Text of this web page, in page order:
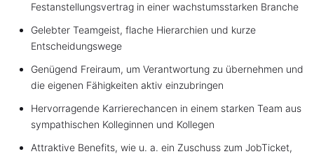
Festanstellungsvertrag in einer wachstumsstarken Branche
Gelebter Teamgeist, flache Hierarchien und kurze
Entscheidungswege
Genügend Freiraum, um Verantwortung zu übernehmen und
die eigenen Fähigkeiten aktiv einzubringen
Hervorragende Karrierechancen in einem starken Team aus
sympathischen Kolleginnen und Kollegen
Attraktive Benefits, wie u. a. ein Zuschuss zum JobTicket,